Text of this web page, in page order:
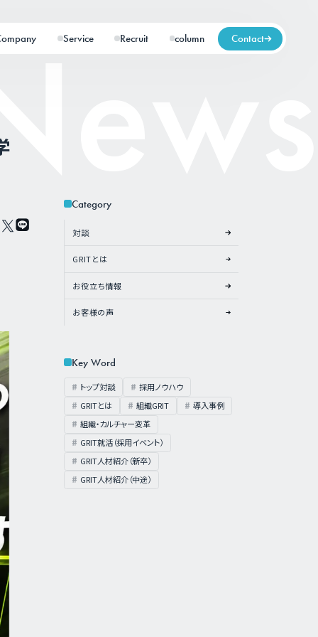
Service Recruit column Contact
Category
対談
GRITとは
お役立ち情報
お客様の声
Key Word
トップ対談
採用ノウハウ
GRITとは
組織GRIT
導入事例
組織・カルチャー変革
GRIT就活（採用イベント）
GRIT人材紹介（新卒）
GRIT人材紹介（中途）